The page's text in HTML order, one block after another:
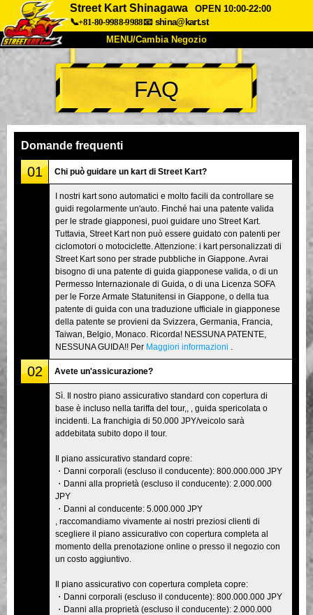
Street Kart Shinagawa
OPEN 10:00-22:00
📞+81-80-9988-9988📧 shina@kart.st
MENU/Cambia Negozio
INIZIO
Chi Siamo Specifiche Prezzo
Recensioni
Azienda
Tokyo Shinagawa Tokyo Akihabara#1
Tokyo Akihabara#2 Tokyo Shibuya
Tokyo Shibuya Annex Tokyo Bay
Tokyo Asakusa Osaka
Okinawa
FAQ
Domande frequenti
01 Chi può guidare un kart di Street Kart?
I nostri kart sono automatici e molto facili da controllare se
guidi regolarmente un'auto. Finché hai una patente valida
per le strade giapponesi, puoi guidare uno Street Kart.
Tuttavia, Street Kart non può essere guidato con patenti per
ciclomotori o motociclette. Attenzione: i kart personalizzati di
Street Kart sono per strade pubbliche in Giappone. Avrai
bisogno di una patente di guida giapponese valida, o di un
Permesso Internazionale di Guida, o di una Licenza SOFA
per le Forze Armate Statunitensi in Giappone, o della tua
patente di guida con una traduzione ufficiale in giapponese
della patente se provieni da Svizzera, Germania, Francia,
Taiwan, Belgio, Monaco. Ricorda! NESSUNA PATENTE,
NESSUNA GUIDA!! Per Maggiori informazioni
02 Avete un'assicurazione?
Sì. Il nostro piano assicurativo standard con copertura di
base è incluso nella tariffa del tour,, , guida spericolata o
incidenti. La franchigia di 50.000 JPY/veicolo sarà
addebitata subito dopo il tour.
Il piano assicurativo standard copre:
・Danni corporali (escluso il conducente): 800.000.000 JPY
・Danni alla proprietà (escluso il conducente): 2.000.000
JPY
・Danni al conducente: 5.000.000 JPY
, raccomandiamo vivamente ai nostri preziosi clienti di
scegliere il piano assicurativo con copertura completa al
momento della prenotazione online o presso il negozio con
un costo aggiuntivo.
Il piano assicurativo con copertura completa copre:
・Danni corporali (escluso il conducente): 800.000.000 JPY
・Danni alla proprietà (escluso il conducente): 2.000.000